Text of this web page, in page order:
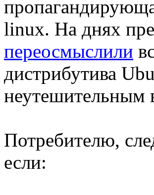
linux. На днях
переосмыслили
дистрибутива
неутешительным
Потребителю,
если: